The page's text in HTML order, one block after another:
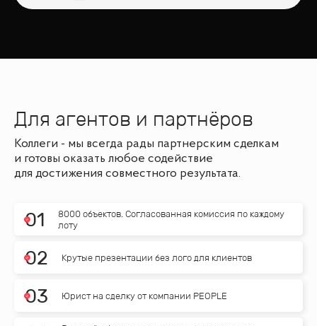
Для агентов и партнёров
Коллеги - мы всегда рады партнерским сделкам
и готовы оказать любое содействие
для достижения совместного результата.
01
8000 объектов. Согласованная комиссия по каждому
лоту
02 Крутые презентации без лого для клиентов
03 Юрист на сделку от компании PEOPLE